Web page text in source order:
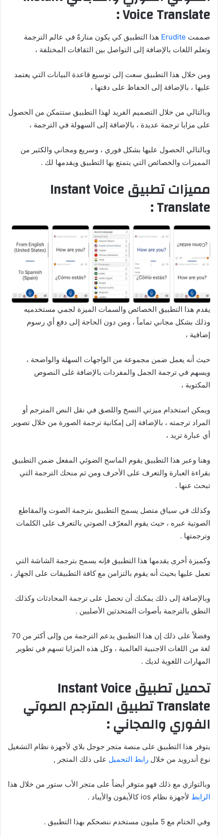
Voice Translate :
صممت Erudite هذا التطبيق كي يكون منارةً في عالم الترجمة
وتعلم اللغات بالإضافة إلى التواصل بين الثقافات المختلفة ،
ومن خلال هذا التطبيق سعت إلى توسيع قاعدة البيانات التي يعتمد
عليها ، بالإضافة إلى الحفاظ على دقتها ،
وبالتالي من خلال التصميم الفريد لهذا التطبيق ستتمكن من الحصول
على مزايا ترجمة عديدة ، بالإضافة إلى السهولة في الترجمة ،
وبالتالي الحصول عليها بشكل فوري ، وسريع ومجاني والكثير من
المميزات والخصائص التي يتمتع بها التطبيق ويقدمها لك .
مميزات تطبيق Instant Voice
Translate :
يقدم هذا التطبيق الخصائص والسمات الميزة لجمي مستخدميه
وذلك بشكل مجاني تماماً ، ومن دون الحاجة إلى دفع أي رسوم
إضافية ،
حيث أنه يعمل ضمن مجموعة من الواجهات السهلة والواضحة ،
ويسهم في ترجمة الجمل والمفردات بالإضافة غلى النصوص
المكتوبة ،
ويمكن استخدام ميزتي النسخ واللصق في نقل النص المترجم أو
المراد ترجمته ، بالإضافة إلى إمكانية ترجمة الصورة من خلال تصوير
أي عبارة تريد ،
وهنا وعبر هذا التطبيق يقوم الماسح الضوئي المفعل ضمن التطبيق
بقراءة العبارة والتعرف على الأحرف ومن ثم منحك الترجمة التي
تبحث عنها .
وكذلك في سياق متصل يسمح التطبيق بترجمة الصوت والمقاطع
الصوتية عبره ، حيث يقوم المعرّف الصوتي بالتعرف على الكلمات
وترجمتها .
وكميزة أخرى يقدمها هذا التطبيق فإنه يسمح بترجمة الشاشة التي
تعمل عليها بحيث أنه يقوم بالتزامن مع كافة التطبيقات على الجهاز ،
وبالإضافة إلى ذلك يمكنك أن تحصل على ترجمة المحادثات وكذلك
النطق بالترجمة بأصوات المتحدثين الأصليين .
وفضلاً على ذلك إن هذا التطبيق يدعم الترجمة من وإلى أكثر من 70
لغة من اللغات الاجنبية العالمية ، وكل هذه المزايا تسهم في تطوير
المهارات اللغوية لديك .
تحميل تطبيق Instant Voice
Translate تطبيق المترجم الصوتي
الفوري والمجاني :
يتوفر هذا التطبيق على منصة متجر جوجل بلاي لأجهزة نظام التشغيل
نوع أندرويد من خلال رابط التحميل على ذلك المتجر ,
وبالتوازي مع ذلك فهو متوفر أيضاً على متجر الأب ستور من خلال هذا
الرابط لأجهزة نظام ios كالأيفون والأيباد .
وفي الختام مع 5 مليون مستخدم ننصحكم بهذا التطبيق .